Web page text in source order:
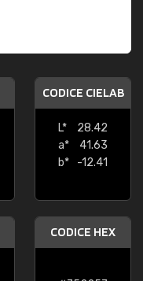
CODICE CIELAB
L*
28.42
a*
41.63
b*
-12.41
CODICE HEX